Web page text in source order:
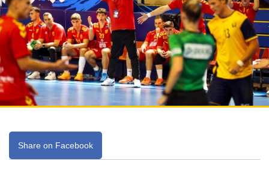
Share on Facebook